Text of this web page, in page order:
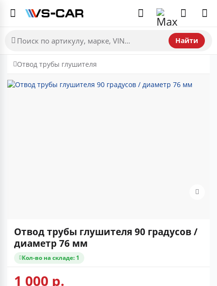
Найти
Отвод трубы глушителя
Отвод трубы глушителя 90 градусов /
диаметр 76 мм
Кол-во на складе: 1
1 000 р.